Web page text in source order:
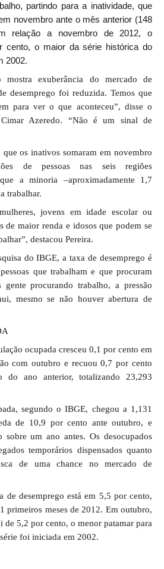
partindo para a inatividade, que
novembro ante o mês anterior (148
relação a novembro de 2012, o
cento, o maior da série histórica do
2002.
exuberância do mercado de
desemprego foi reduzida. Temos que
para ver o que aconteceu”, disse o
Azeredo. “Não é um sinal de
os inativos somaram em novembro
de pessoas nas seis regiões
a minoria –aproximadamente 1,7
trabalhar.
jovens em idade escolar ou
de maior renda e idosos que podem se
destacou Pereira.
do IBGE, a taxa de desemprego é
que trabalham e que procuram
gente procurando trabalho, a pressão
mesmo se não houver abertura de
ocupada cresceu 0,1 por cento em
com outubro e recuou 0,7 por cento
do ano anterior, totalizando 23,293
segundo o IBGE, chegou a 1,131
de 10,9 por cento ante outubro, e
um ano antes. Os desocupados
temporários dispensados quanto
de uma chance no mercado de
de desemprego está em 5,5 por cento,
primeiros meses de 2012. Em outubro,
de 5,2 por cento, o menor patamar para
foi iniciada em 2002.